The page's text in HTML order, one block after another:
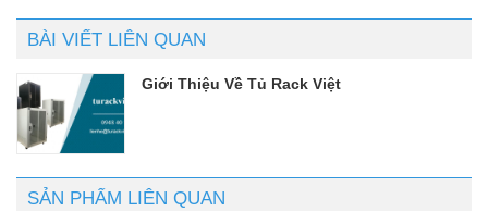
BÀI VIẾT LIÊN QUAN
Giới Thiệu Về Tủ Rack Việt
SẢN PHẨM LIÊN QUAN